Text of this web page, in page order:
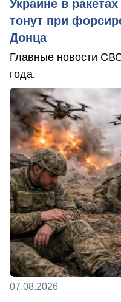
Украине в
тонут при
Донца
Главные новости
года.
07.08.2026